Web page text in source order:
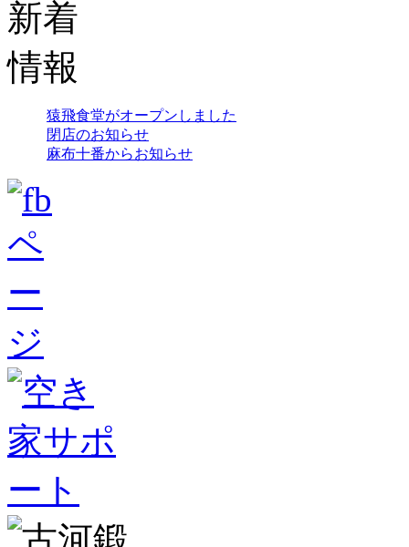
猿飛食堂がオープンしました
閉店のお知らせ
麻布十番からお知らせ